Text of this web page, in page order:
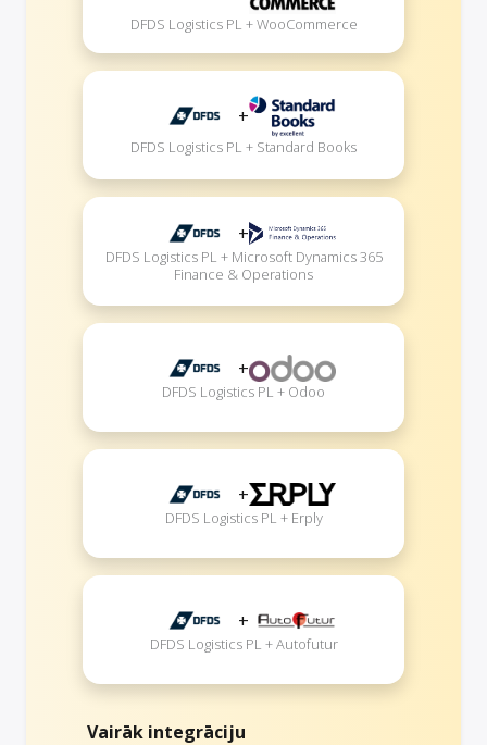
DFDS Logistics PL + WooCommerce
+
DFDS Logistics PL + Standard Books
+
DFDS Logistics PL + Microsoft Dynamics 365
Finance & Operations
+
DFDS Logistics PL + Odoo
+
DFDS Logistics PL + Erply
+
DFDS Logistics PL + Autofutur
Vairāk integrāciju